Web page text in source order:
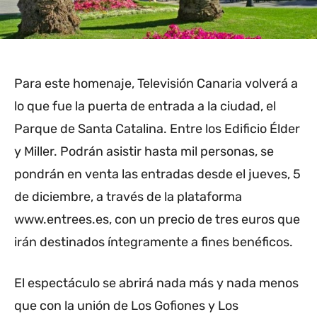
Para este homenaje, Televisión Canaria volverá a
lo que fue la puerta de entrada a la ciudad, el
Parque de Santa Catalina. Entre los Edificio Élder
y Miller. Podrán asistir hasta mil personas, se
pondrán en venta las entradas desde el jueves, 5
de diciembre, a través de la plataforma
www.entrees.es, con un precio de tres euros que
irán destinados íntegramente a fines benéficos.
El espectáculo se abrirá nada más y nada menos
que con la unión de Los Gofiones y Los